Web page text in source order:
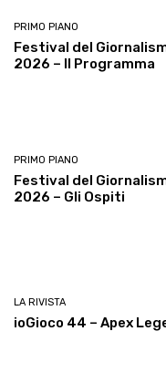
PRIMO PIANO
Festival del
2026 – Il Programma
PRIMO PIANO
Festival del
2026 – Gli Ospiti
LA RIVISTA
ioGioco 44 – Apex